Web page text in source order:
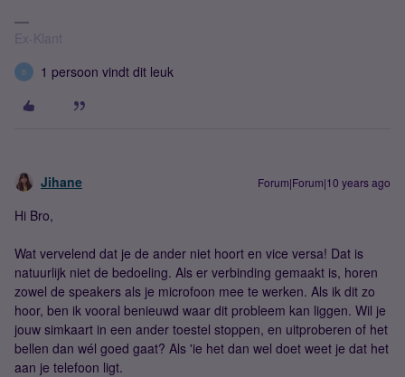
Ex-Klant
B 1 persoon vindt dit leuk
Jihane Forum|Forum|10 years ago
Hi Bro,
Wat vervelend dat je de ander niet hoort en vice versa! Dat is
natuurlijk niet de bedoeling. Als er verbinding gemaakt is, horen
zowel de speakers als je microfoon mee te werken. Als ik dit zo
hoor, ben ik vooral benieuwd waar dit probleem kan liggen. Wil je
jouw simkaart in een ander toestel stoppen, en uitproberen of het
bellen dan wél goed gaat? Als 'ie het dan wel doet weet je dat het
aan je telefoon ligt.